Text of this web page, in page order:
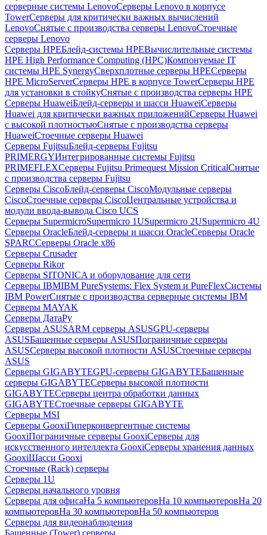
серверные системы LenovoСерверы Lenovo в корпусе
TowerСерверы для критически важных вычислений
LenovoСнятые с производства серверы LenovoСтоечные
серверы Lenovo
Серверы HPEБлейд-системы HPEВычислительные системы
HPE High Performance Computing (HPC)Компонуемые IT
системы HPE SynergyСверхплотные серверы HPEСерверы
HPE MicroServerСерверы HPE в корпусе TowerСерверы HPE
для установки в стойкуСнятые с производства серверы HPE
Серверы HuaweiБлейд-серверы и шасси HuaweiСерверы
Huawei для критически важных приложенийСерверы Huawei
с высокой плотностьюСнятые с производства серверы
HuaweiСтоечные серверы Huawei
Серверы FujitsuБлейд-серверы Fujitsu
PRIMERGYИнтегрированные системы Fujitsu
PRIMEFLEXСерверы Fujitsu Primequest Mission CriticalСнятые
с производства серверы Fujitsu
Серверы CiscoБлейд-серверы CiscoМодульные серверы
CiscoСтоечные серверы CiscoЦентральные устройства и
модули ввода-вывода Cisco UCS
Серверы SupermicroSupermicro 1USupermicro 2USupermicro 4U
Серверы OracleБлейд-серверы и шасси OracleСерверы Oracle
SPARCСерверы Oracle x86
Серверы Crusader
Серверы Rikor
Серверы SITONICA и оборудование для сети
Серверы IBMIBM PureSystems: Flex System и PureFlexСистемы
IBM PowerСнятые с производства серверные системы IBM
Серверы MAYAK
Серверы ДатаРу
Серверы ASUSARM серверы ASUSGPU-серверы
ASUSБашенные серверы ASUSПограничные серверы
ASUSСерверы высокой плотности ASUSСтоечные серверы
ASUS
Серверы GIGABYTEGPU-серверы GIGABYTEБашенные
серверы GIGABYTEСерверы высокой плотности
GIGABYTEСерверы центра обработки данных
GIGABYTEСтоечные серверы GIGABYTE
Серверы MSI
Серверы GooxiГиперконвергентные системы
GooxiПограничные серверы GooxiСерверы для
искусственного интеллекта GooxiСерверы хранения данных
GooxiШасси Gooxi
Стоечные (Rack) серверы
Серверы 1U
Серверы начального уровня
Серверы для офисаНа 5 компьютеровНа 10 компьютеровНа 20
компьютеровНа 30 компьютеровНа 50 компьютеров
Серверы для видеонаблюдения
Башенные (Tower) серверы